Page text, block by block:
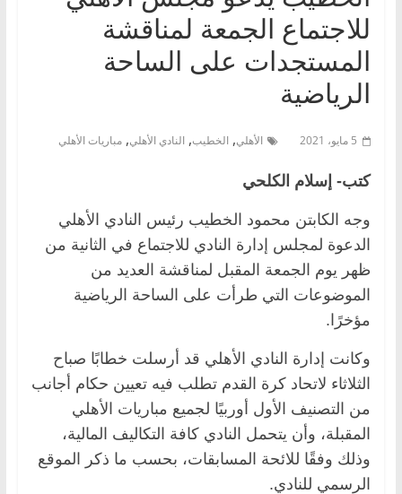
للاجتماع الجمعة لمناقشة
المستجدات على الساحة
الرياضية
5 مايو، 2021 الأهلي, الخطيب, النادي الأهلي, مباريات الأهلي
كتب- إسلام الكلحي
وجه الكابتن محمود الخطيب رئيس النادي الأهلي
الدعوة لمجلس إدارة النادي للاجتماع في الثانية من
ظهر يوم الجمعة المقبل لمناقشة العديد من
الموضوعات التي طرأت على الساحة الرياضية
مؤخرًا.
وكانت إدارة النادي الأهلي قد أرسلت خطابًا صباح
الثلاثاء لاتحاد كرة القدم تطلب فيه تعيين حكام أجانب
من التصنيف الأول أوربيًا لجميع مباريات الأهلي
المقبلة، وأن يتحمل النادي كافة التكاليف المالية،
وذلك وفقًا للائحة المسابقات، بحسب ما ذكر الموقع
الرسمي للنادي.